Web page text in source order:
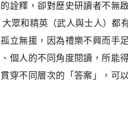
詮釋，卻對歷史研讀者不無
眾和精英（武人與士人）都
立無援，因為禮樂不興而手
個人的不同角度閱讀，所能
穿不同層次的「答案」，可